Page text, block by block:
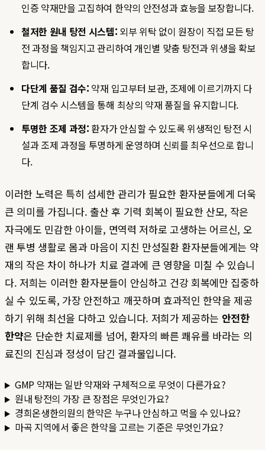
인증 약재만을 고집하여 한약의 안전성과 효능을 보장합니다.
철저한 원내 탕전 시스템: 외부 위탁 없이 원장이 직접 모든 탕
전 과정을 책임지고 관리하여 개인별 맞춤 탕전과 위생을 확보
합니다.
다단계 품질 검수: 약재 입고부터 보관, 조제에 이르기까지 다
단계 검수 시스템을 통해 최상의 약재 품질을 유지합니다.
투명한 조제 과정: 환자가 안심할 수 있도록 위생적인 탕전 시
설과 조제 과정을 투명하게 운영하며 신뢰를 최우선으로 합니
다.
이러한 노력은 특히 섬세한 관리가 필요한 환자분들에게 더욱
큰 의미를 가집니다. 출산 후 기력 회복이 필요한 산모, 작은
자극에도 민감한 아이들, 면역력 저하로 고생하는 어르신, 오
랜 투병 생활로 몸과 마음이 지친 만성질환 환자분들에게는 약
재의 작은 차이 하나가 치료 결과에 큰 영향을 미칠 수 있습니
다. 저희는 이러한 환자분들이 안심하고 건강 회복에만 집중하
실 수 있도록, 가장 안전하고 깨끗하며 효과적인 한약을 제공
하기 위해 최선을 다하고 있습니다. 저희가 제공하는 안전한
한약은 단순한 치료제를 넘어, 환자의 빠른 쾌유를 바라는 의
료진의 진심과 정성이 담긴 결과물입니다.
GMP 약재는 일반 약재와 구체적으로 무엇이 다른가요?
원내 탕전의 가장 큰 장점은 무엇인가요?
경희온생한의원의 한약은 누구나 안심하고 먹을 수 있나요?
마곡 지역에서 좋은 한약을 고르는 기준은 무엇인가요?